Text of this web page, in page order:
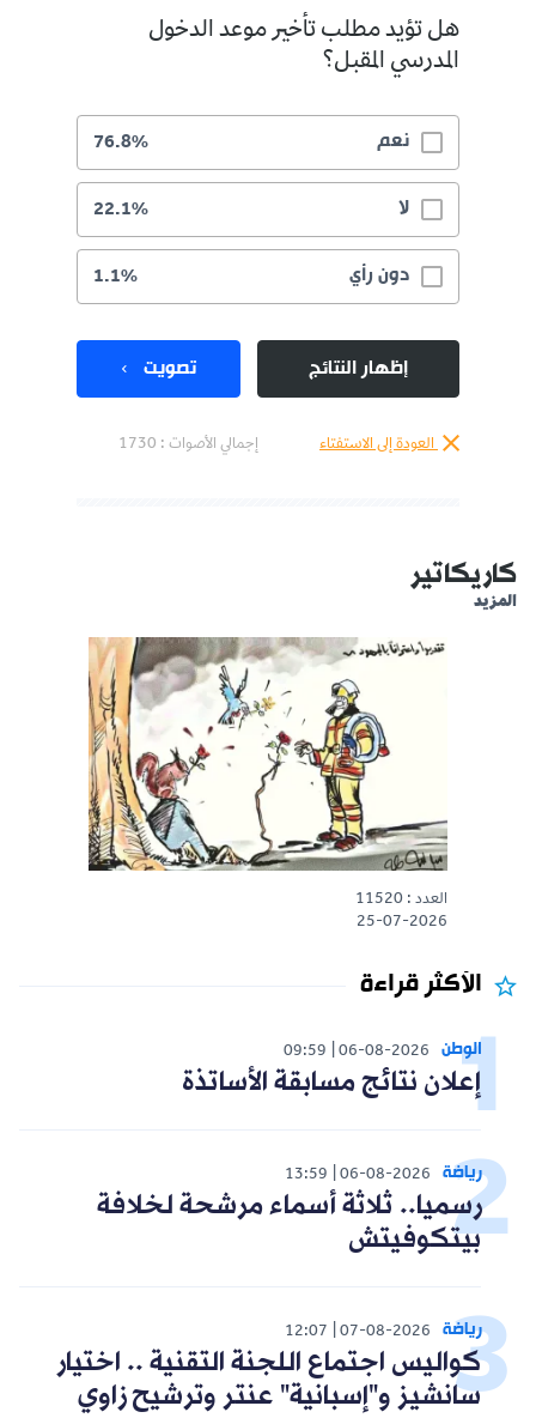
هل تؤيد مطلب تأخير موعد الدخول
المدرسي المقبل؟
نعم 76.8%
لا 22.1%
دون رأي 1.1%
إظهار النتائج تصويت
العودة إلى الاستفتاء إجمالي الأصوات : 1730
كاريكاتير
المزيد
العدد : 11520
25-07-2026
الأكثر قراءة
الوطن 06-08-2026
09:59
إعلان نتائج مسابقة الأساتذة
رياضة 06-08-2026
13:59
رسميا.. ثلاثة أسماء مرشحة لخلافة
بيتكوفيتش
رياضة 07-08-2026
12:07
كواليس اجتماع اللجنة التقنية .. اختيار
سانشيز و"إسبانية" عنتر وترشيح زاوي